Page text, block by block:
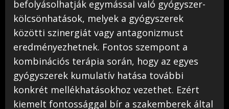
befolyásolhatják egymással való gyógyszer-
kölcsönhatások, melyek a gyógyszerek
közötti szinergiát vagy antagonizmust
eredményezhetnek. Fontos szempont a
kombinációs terápia során, hogy az egyes
gyógyszerek kumulatív hatása további
konkrét mellékhatásokhoz vezethet. Ezért
kiemelt fontossággal bír a szakemberek által